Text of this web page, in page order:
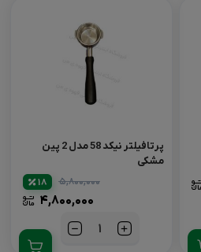
پرتافیلتر نیکد 58 مدل 2 پین
مشکی
۵,۸۰۰,۰۰۰
۴,۸۰۰,۰۰۰
18
تعداد